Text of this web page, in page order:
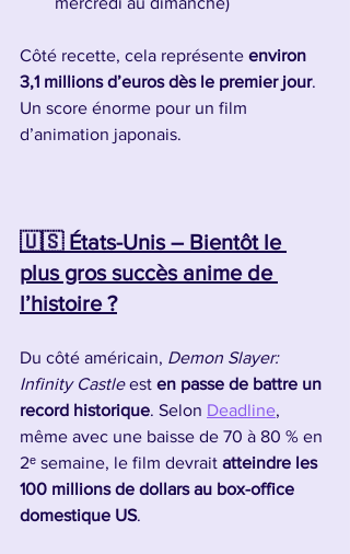
Côté recette, cela représente environ
3,1 millions d’euros dès le premier jour.
Un score énorme pour un film
d’animation japonais.
🇺🇸 États-Unis – Bientôt le
plus gros succès anime de
l’histoire ?
Du côté américain, Demon Slayer:
Infinity Castle est en passe de battre un
record historique. Selon Deadline,
même avec une baisse de 70 à 80 % en
2ᵉ semaine, le film devrait atteindre les
100 millions de dollars au box-office
domestique US.